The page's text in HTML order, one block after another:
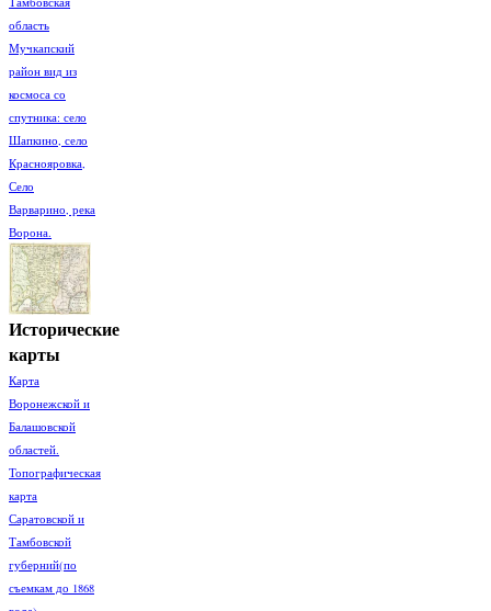
область
Мучкапский
район вид из
космоса со
спутника: село
Шапкино, село
Краснояровка,
Село
Варварино, река
Ворона.
Исторические
карты
Карта
Воронежской и
Балашовской
областей.
Топографическая
карта
Саратовской и
Тамбовской
губерний(по
съемкам до 1868